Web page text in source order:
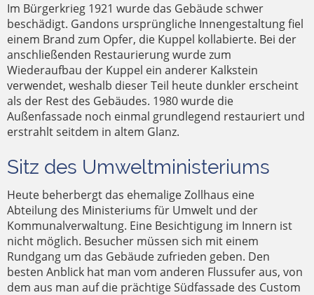
Im Bürgerkrieg 1921 wurde das Gebäude schwer
beschädigt. Gandons ursprüngliche Innengestaltung fiel
einem Brand zum Opfer, die Kuppel kollabierte. Bei der
anschließenden Restaurierung wurde zum
Wiederaufbau der Kuppel ein anderer Kalkstein
verwendet, weshalb dieser Teil heute dunkler erscheint
als der Rest des Gebäudes. 1980 wurde die
Außenfassade noch einmal grundlegend restauriert und
erstrahlt seitdem in altem Glanz.
Sitz des Umweltministeriums
Heute beherbergt das ehemalige Zollhaus eine
Abteilung des Ministeriums für Umwelt und der
Kommunalverwaltung. Eine Besichtigung im Innern ist
nicht möglich. Besucher müssen sich mit einem
Rundgang um das Gebäude zufrieden geben. Den
besten Anblick hat man vom anderen Flussufer aus, von
dem aus man auf die prächtige Südfassade des Custom